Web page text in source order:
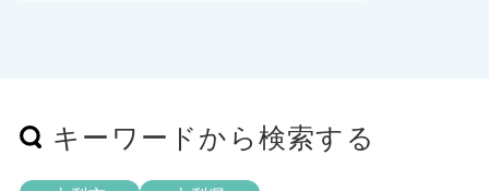
キーワードから検索する